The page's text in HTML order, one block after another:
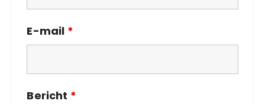
E-mail *
Bericht *